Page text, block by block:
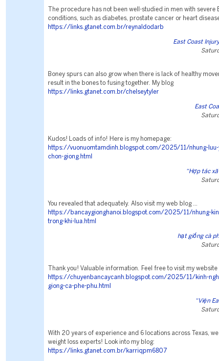
The procedure has not been well-studied in men with severe
conditions, such as diabetes, prostate cancer or heart
https://links.gtanet.com.br/reynaldodarb
East Coast
Boney spurs can also grow when there is lack of healthy
result in the bones to fusing together. My blog
https://links.gtanet.com.br/chelseytyler
East
Kudos! Loads of info! Here is my homepage:
https://vuonuomtamdinh.blogspot.com/2025/11/nhung-luu-
chon-giong.html
“Hợp tác
You revealed that adequately. Also visit my web blog ...
https://bancaygionghanoi.blogspot.com/2025/11/nhung-
trong-khi-lua.html
hạt giống cà
Thank you! Valuable information. Feel free to visit my website
https://chuyenbancaycanh.blogspot.com/2025/11/kinh-
giong-ca-phe-phu.html
“Viện
With 20 years of experience and 6 locations across Texas,
weight loss experts! Look into my blog:
https://links.gtanet.com.br/karriqpm6807